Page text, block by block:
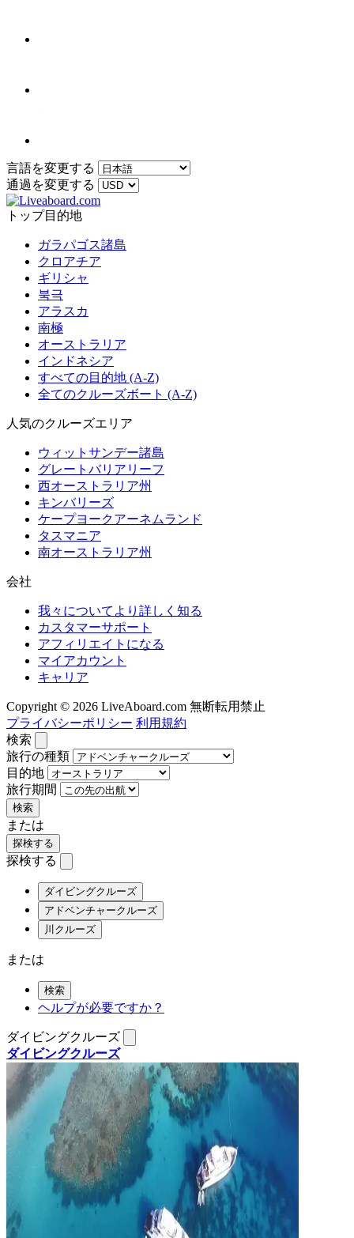
言語を変更する
通過を変更する
トップ目的地
ガラパゴス諸島
クロアチア
ギリシャ
북극
アラスカ
南極
オーストラリア
インドネシア
すべての目的地 (A-Z)
全てのクルーズボート (A-Z)
人気のクルーズエリア
ウィットサンデー諸島
グレートバリアリーフ
西オーストラリア州
キンバリーズ
ケープヨークアーネムランド
タスマニア
南オーストラリア州
会社
我々についてより詳しく知る
カスタマーサポート
アフィリエイトになる
マイアカウント
キャリア
Copyright © 2026 LiveAboard.com 無断転用禁止
プライバシーポリシー 利用規約
検索
旅行の種類
目的地
旅行期間
検索
または
探検する
探検する
ダイビングクルーズ
アドベンチャークルーズ
川クルーズ
または
検索
ヘルプが必要ですか？
ダイビングクルーズ
ダイビングクルーズ